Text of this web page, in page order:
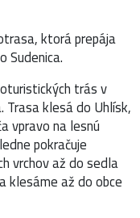
ktorá prepája
Sudenica.
trás v
klesá do Uhlísk,
vpravo na lesnú
pokračuje
vrchov až do sedla
klesáme až do obce